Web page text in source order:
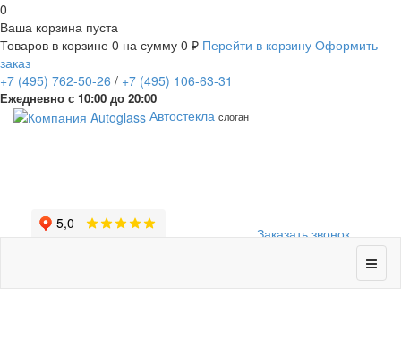
0
Ваша корзина пуста
Товаров в корзине 0 на сумму 0 ₽ Перейти в корзину Оформить
заказ
+7 (495) 762-50-26 / +7 (495) 106-63-31
Ежедневно с 10:00 до 20:00
Заказать звонок
Автостекла слоган